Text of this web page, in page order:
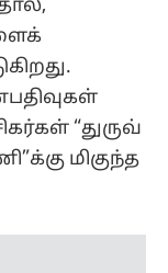
“துருவ்
மிகுந்த